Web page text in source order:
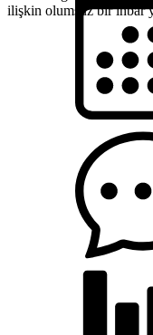
ilişkin olumsuz bir ihbar